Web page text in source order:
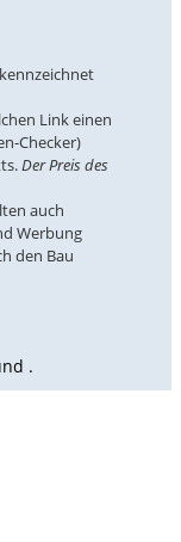
Link einen
Checker)
Der Preis des
auch
Werbung
den Bau
.